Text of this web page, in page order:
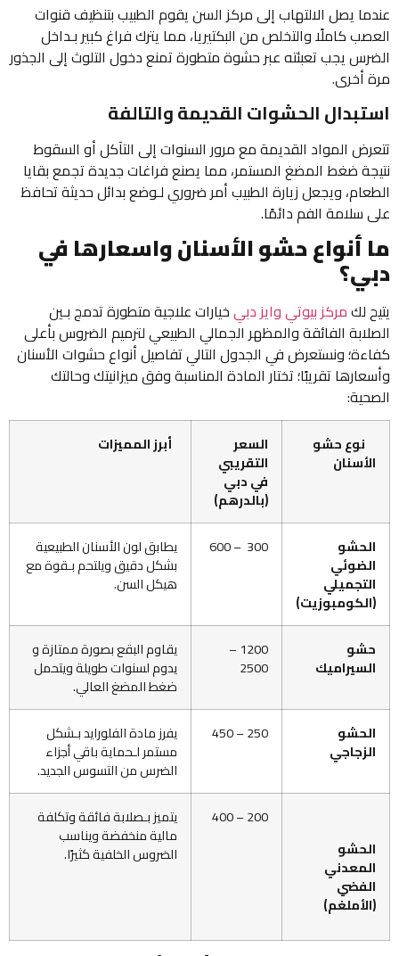
عندما يصل الالتهاب إلى مركز السن يقوم الطبيب بتنظيف قنوات
العصب كاملًا والتخلص من البكتيريا، مما يترك فراغ كبير بـداخل
الضرس يجب تعبئته عبر حشوة متطورة تمنع دخول التلوث إلى الجذور
مرة أخرى.
استبدال الحشوات القديمة والتالفة
تتعرض المواد القديمة مع مرور السنوات إلى التآكل أو السقوط
نتيجة ضغط المضغ المستمر، مما يصنع فراغات جديدة تجمع بقايا
الطعام، ويجعل زيارة الطبيب أمر ضروري لـوضع بدائل حديثة تحافظ
على سلامة الفم دائمًا.
ما أنواع حشو الأسنان واسعارها في
دبي؟
يتيح لكمركز بيوتي وايز دبيخيارات علاجية متطورة تدمج بـين
الصلابة الفائقة والمظهر الجمالي الطبيعي لترميم الضروس بأعلى
كفاءة؛ ونستعرض في الجدول التالي تفاصيل أنواع حشوات الأسنان
وأسعارها تقريبًا؛ تختار المادة المناسبة وفق ميزانيتك وحالتك
الصحية:
نوع حشو
الأسنان
السعر
التقريبي
في دبي
(بالدرهم)
أبرز المميزات
الحشو
الضوئي
التجميلي
(الكومبوزيت)
300 – 600 يطابق لون الأسنان الطبيعية
بشكل دقيق ويلتحم بـقوة مع
هيكل السن.
حشو
السيراميك
1200 –
2500
يقاوم البقع بصورة ممتازة و
يدوم لسنوات طويلة ويتحمل
ضغط المضغ العالي.
الحشو
الزجاجي
250 – 450 يفرز مادة الفلورايد بـشكل
مستمر لـحماية باقي أجزاء
الضرس من التسوس الجديد.
الحشو
المعدني
الفضي
(الأملغم)
200 – 400 يتميز بـصلابة فائقة وتكلفة
مالية منخفضة ويناسب
الضروس الخلفية كثيرًا.